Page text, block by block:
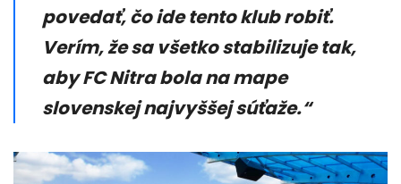
povedať, čo ide tento klub robiť.
Verím, že sa všetko stabilizuje tak,
aby FC Nitra bola na mape
slovenskej najvyššej súťaže.“